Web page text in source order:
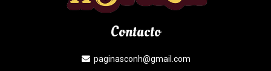
Contacto
paginasconh@gmail.com